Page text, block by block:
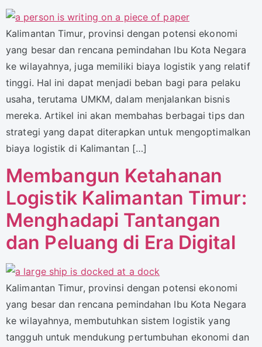
Kalimantan Timur, provinsi dengan potensi ekonomi
yang besar dan rencana pemindahan Ibu Kota Negara
ke wilayahnya, juga memiliki biaya logistik yang relatif
tinggi. Hal ini dapat menjadi beban bagi para pelaku
usaha, terutama UMKM, dalam menjalankan bisnis
mereka. Artikel ini akan membahas berbagai tips dan
strategi yang dapat diterapkan untuk mengoptimalkan
biaya logistik di Kalimantan […]
Membangun Ketahanan
Logistik Kalimantan Timur:
Menghadapi Tantangan
dan Peluang di Era Digital
Kalimantan Timur, provinsi dengan potensi ekonomi
yang besar dan rencana pemindahan Ibu Kota Negara
ke wilayahnya, membutuhkan sistem logistik yang
tangguh untuk mendukung pertumbuhan ekonomi dan